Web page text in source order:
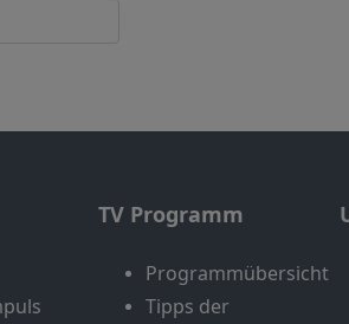
TV Programm
Programmübersicht
Tipps der